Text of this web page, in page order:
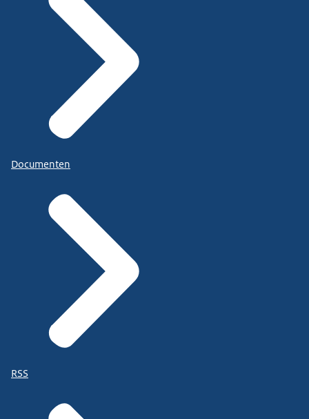
Documenten
RSS